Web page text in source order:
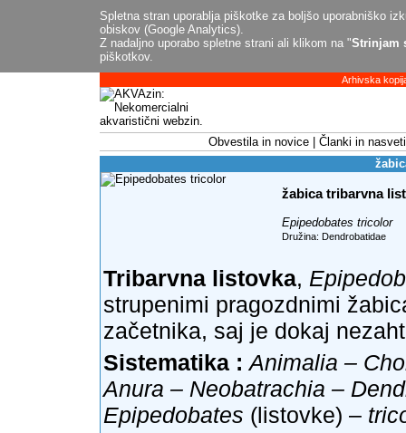
Spletna stran uporablja piškotke za boljšo uporabniško
obiskov (Google Analytics).
Z nadaljno uporabo spletne strani ali klikom na "Strinjam
piškotkov.
Arhivska
Obvestila in novice
Članki in nasveti
žabica tribarvna
Epipedobates tricolor
Družina: Dendrobatidae
Tribarvna listovka,
strupenimi pragozdnimi
začetnika, saj je dokaj
Sistematika : Animalia –
Anura – Neobatrachia –
Epipedobates (listovke) –